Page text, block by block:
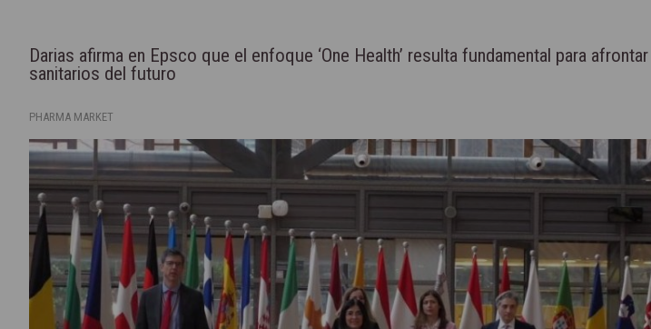
Darias afirma en Epsco que el enfoque ‘One Health’ resulta fundamental para
sanitarios del futuro
PHARMA MARKET